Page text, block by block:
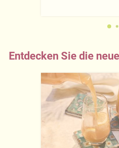
Entdecken Sie die